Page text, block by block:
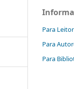
Para
Para
Para